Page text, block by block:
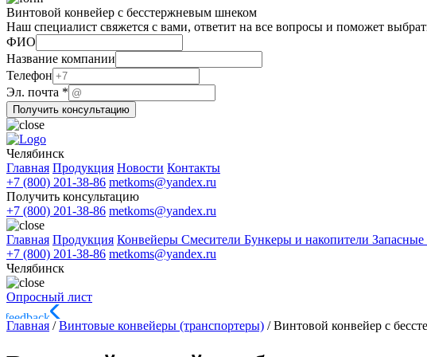
Винтовой конвейер с бесстержневым шнеком
Наш специалист свяжется с вами, ответит на все вопросы и поможет
ФИО
Телефон
почта
Название
Название компании
Телефон
Эл. почта *
Получить консультацию
Челябинск
Главная Продукция Новости Контакты
+7 (800) 201-38-86 metkoms@yandex.ru
Получить консультацию
+7 (800) 201-38-86 metkoms@yandex.ru
Главная Продукция Конвейеры Смесители Бункеры и накопители
+7 (800) 201-38-86 metkoms@yandex.ru
Челябинск
Опросный лист
Главная /Винтовые конвейеры (транспортеры) /Винтовой конвейер с